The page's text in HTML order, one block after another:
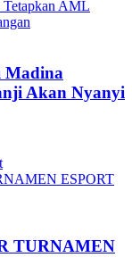
Madina
Akan Nyanyi
TURNAMEN